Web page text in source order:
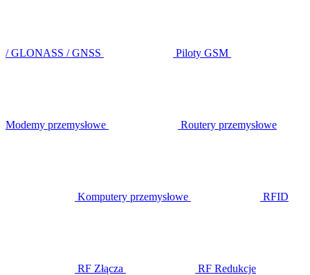
/ GLONASS / GNSS Piloty GSM
Modemy przemysłowe Routery przemysłowe
Komputery przemysłowe RFID
RF Złącza
RF Redukcje